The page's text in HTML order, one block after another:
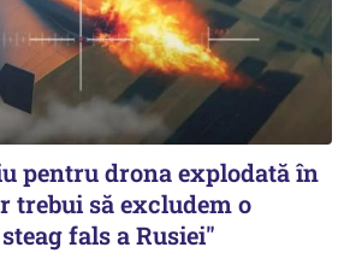
pentru drona explodată în
trebui să excludem o
fals a Rusiei"